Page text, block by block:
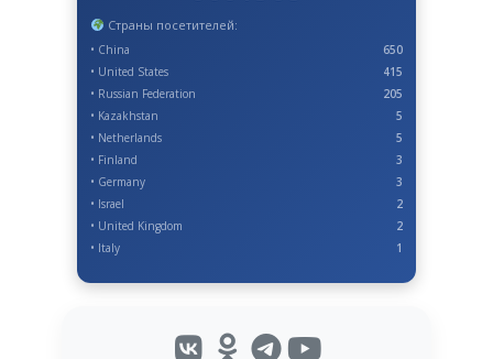
Страны посетителей:
• China
650
• United States
415
• Russian Federation
205
• Kazakhstan
5
• Netherlands
5
• Finland
3
• Germany
3
• Israel
2
• United Kingdom
2
• Italy
1